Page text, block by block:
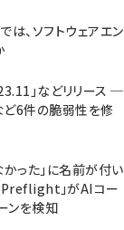
は、ソフトウェアエン
」などリリース ─
ど6件の脆弱性を修
った」に名前が付い
Preflight」がAIコー
ンを検知